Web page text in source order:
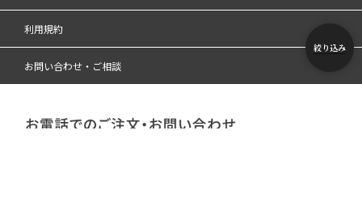
絞り込み
利用規約
お問い合わせ・ご相談